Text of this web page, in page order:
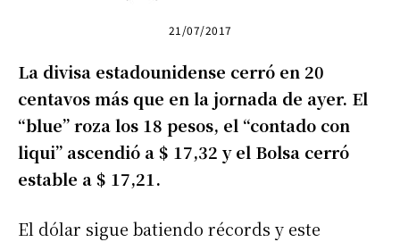
21/07/2017
La divisa estadounidense cerró en 20
centavos más que en la jornada de ayer. El
“blue” roza los 18 pesos, el “contado con
liqui” ascendió a $ 17,32 y el Bolsa cerró
estable a $ 17,21.
El dólar sigue batiendo récords y este